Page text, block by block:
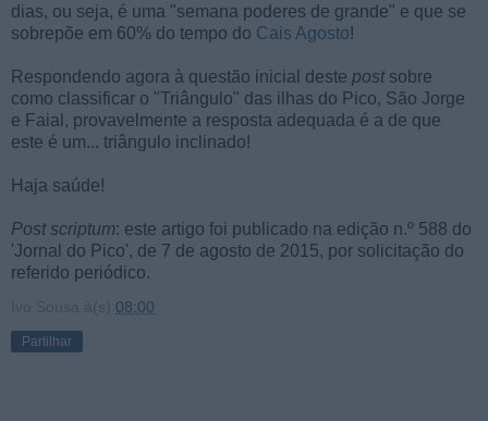
dias, ou seja, é uma "semana poderes de grande" e que se
sobrepõe em 60% do tempo do Cais Agosto!
Respondendo agora à questão inicial deste postsobre
como classificar o "Triângulo" das ilhas do Pico, São Jorge
e Faial, provavelmente a resposta adequada é a de que
este é um... triângulo inclinado!
Haja saúde!
Post scriptum: este artigo foi publicado na edição n.º 588 do
'Jornal do Pico', de 7 de agosto de 2015, por solicitação do
referido periódico.
Ivo Sousa à(s) 08:00
Partilhar